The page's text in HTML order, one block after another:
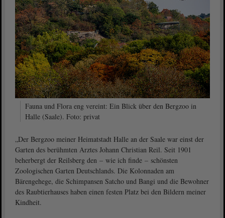
Fauna und Flora eng vereint: Ein Blick über den Bergzoo in
Halle (Saale). Foto: privat
„Der Bergzoo meiner Heimatstadt Halle an der Saale war einst der
Garten des berühmten Arztes Johann Christian Reil. Seit 1901
beherbergt der Reilsberg den – wie ich finde – schönsten
Zoologischen Garten Deutschlands. Die Kolonnaden am
Bärengehege, die Schimpansen Satcho und Bangi und die Bewohner
des Raubtierhauses haben einen festen Platz bei den Bildern meiner
Kindheit.